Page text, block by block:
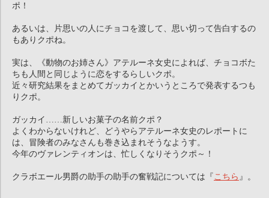
ポ！
あるいは、片思いの人にチョコを渡して、思い切って告白するの
もありクポね。
実は、《動物のお姉さん》アテルーネ女史によれば、チョコボた
ちも人間と同じように恋をするらしいクポ。
近々研究結果をまとめてガッカイとかいうところで発表するつも
りクポ。
ガッカイ……新しいお菓子の名前クポ？
よくわからないけれど、どうやらアテルーネ女史のレポートに
は、冒険者のみなさんも巻き込まれそうなようす。
今年のヴァレンティオンは、忙しくなりそうクポ～！
クラボエール男爵の助手の助手の奮戦記については『 こちら 』。